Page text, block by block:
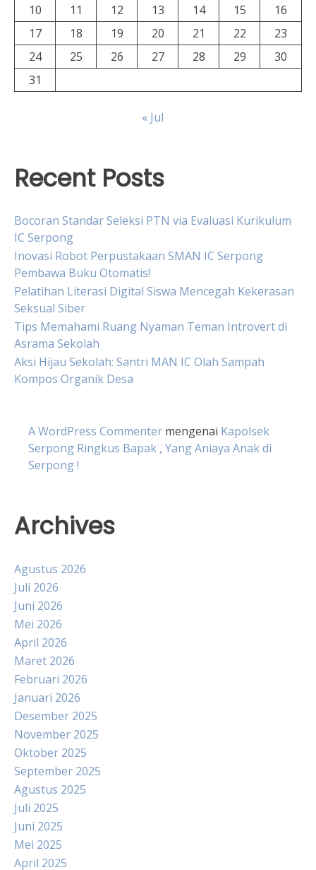
10
11 12 13 14 15
16
17
18 19 20 21 22
23
24
25 26 27 28 29
30
31
« Jul
Recent Posts
Bocoran Standar Seleksi PTN via Evaluasi Kurikulum
IC Serpong
Inovasi Robot Perpustakaan SMAN IC Serpong
Pembawa Buku Otomatis!
Pelatihan Literasi Digital Siswa Mencegah Kekerasan
Seksual Siber
Tips Memahami Ruang Nyaman Teman Introvert di
Asrama Sekolah
Aksi Hijau Sekolah: Santri MAN IC Olah Sampah
Kompos Organik Desa
A WordPress Commenter mengenai Kapolsek
Serpong Ringkus Bapak , Yang Aniaya Anak di
Serpong !
Archives
Agustus 2026
Juli 2026
Juni 2026
Mei 2026
April 2026
Maret 2026
Februari 2026
Januari 2026
Desember 2025
November 2025
Oktober 2025
September 2025
Agustus 2025
Juli 2025
Juni 2025
Mei 2025
April 2025